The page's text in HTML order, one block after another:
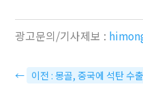
광고문의/기사제보 :
← 이전 : 몽골, 중국에 석탄 수